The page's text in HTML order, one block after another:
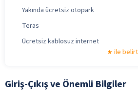
Yakında ücretsiz otopark
Teras
Ücretsiz kablosuz internet
ile
Giriş-Çıkış ve Önemli Bilgiler